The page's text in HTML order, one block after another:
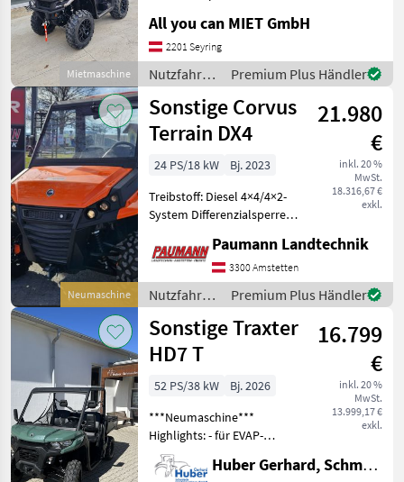
Marktplatz Händlerangebote
Mietmaschine
Wochenende! Entscheide
dich für ein ganz
besonderes Erlebnis.
Einfach Quads oder ATVs
mie
All you can MIET GmbH
2201 Seyring
Nutzfahrzeuge
/ Sonstige
Premium Plus Händler
Neumaschine
Sonstige Corvus
Terrain DX4
21.980
€
inkl. 20 %
MwSt.
18.316,67 €
exkl.
24 PS/18 kW
Bj. 2023
Treibstoff: Diesel 4×4/4×2-
System Differenzialsperre
Bassschutz BASIC-Decke
Verstellbare Sitzbank 3-
Punkt-Sicherheitsgurt
Frontkupplungs
Paumann Landtechnik
3300 Amstetten
Nutzfahrzeuge
/ Sonstige
Premium Plus Händler
Sonstige Traxter
HD7 T
16.799
€
inkl. 20 %
MwSt.
13.999,17 €
exkl.
52 PS/38 kW
Bj. 2026
***Neumaschine***
Highlights: - für EVAP-
System vorbereitet (CARB) -
Hube mit Blinkerhebel -
Huber Gerhard, Schmiede und Landmaschinen GmbH.